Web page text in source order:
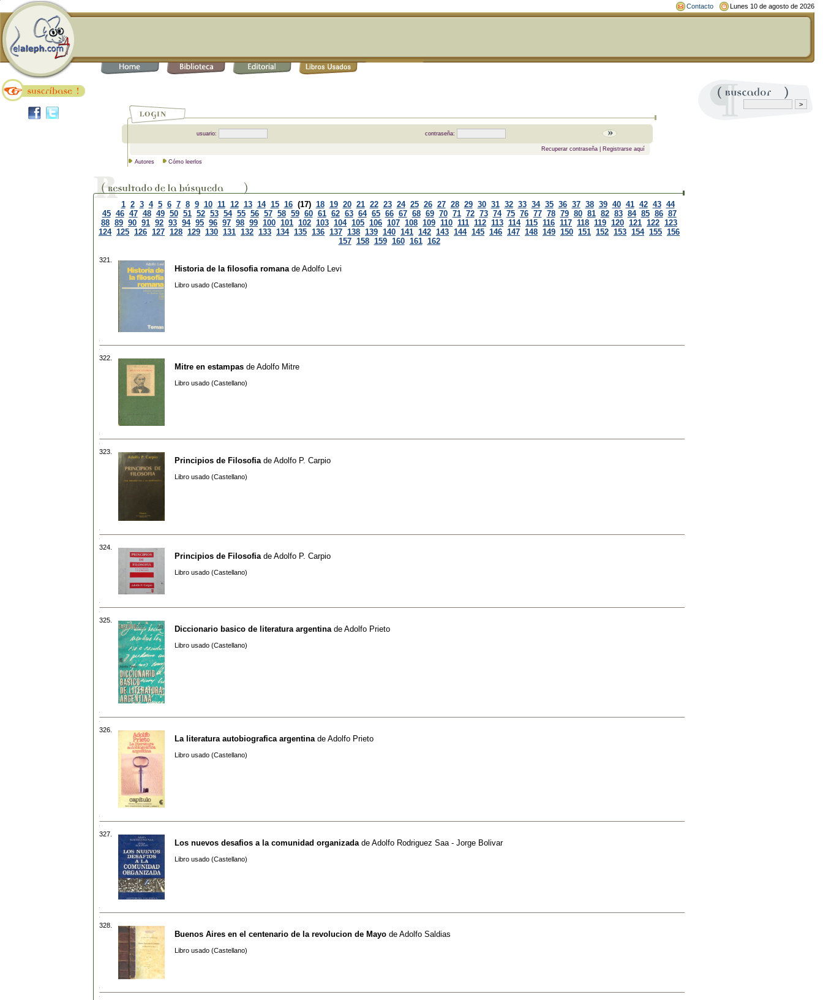
Contacto Lunes 10 de agosto de 2026
usuario: contraseña:
Recuperar contraseña| Registrarse aquí
Autores Cómo leerlos
1 2 3 4 5 6 7 8 9 10 11 12 13 14 15 16 (17) 18 19 20 21 22 23 24 25 26 27 28 29 30 31 32 33 34 35 36 37 38 39 40 41 42 43 44
45 46 47 48 49 50 51 52 53 54 55 56 57 58 59 60 61 62 63 64 65 66 67 68 69 70 71 72 73 74 75 76 77 78 79 80 81 82 83 84 85 86 87
88 89 90 91 92 93 94 95 96 97 98 99 100 101 102 103 104 105 106 107 108 109 110 111 112 113 114 115 116 117 118 119 120 121 122 123
124 125 126 127 128 129 130 131 132 133 134 135 136 137 138 139 140 141 142 143 144 145 146 147 148 149 150 151 152 153 154 155 156
157 158 159 160 161 162
321.
Historia de la filosofia romana de Adolfo Levi
Libro usado (Castellano)
322.
Mitre en estampas de Adolfo Mitre
Libro usado (Castellano)
323.
Principios de Filosofia de Adolfo P. Carpio
Libro usado (Castellano)
324.
Principios de Filosofia de Adolfo P. Carpio
Libro usado (Castellano)
325.
Diccionario basico de literatura argentina de Adolfo Prieto
Libro usado (Castellano)
326.
La literatura autobiografica argentina de Adolfo Prieto
Libro usado (Castellano)
327.
Los nuevos desafios a la comunidad organizada de Adolfo Rodriguez Saa - Jorge Bolivar
Libro usado (Castellano)
328.
Buenos Aires en el centenario de la revolucion de Mayo de Adolfo Saldias
Libro usado (Castellano)